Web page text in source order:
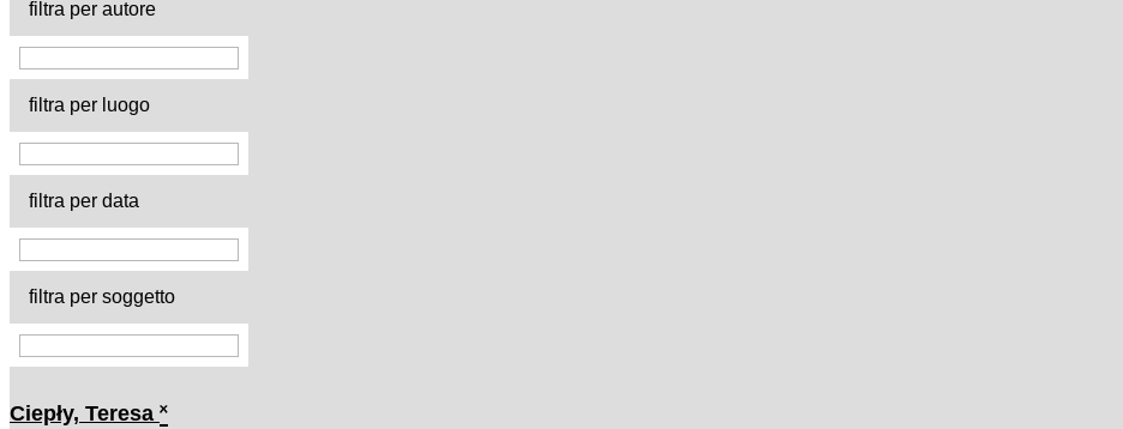
filtra per autore
filtra per luogo
filtra per data
filtra per soggetto
Ciepły, Teresa ˟